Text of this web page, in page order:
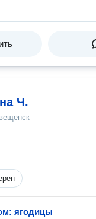
Ч.
ягодицы